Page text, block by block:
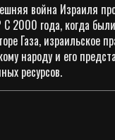
война Израиля
С 2000 года, когда
Газа, израильское
народу и его
ресурсов.